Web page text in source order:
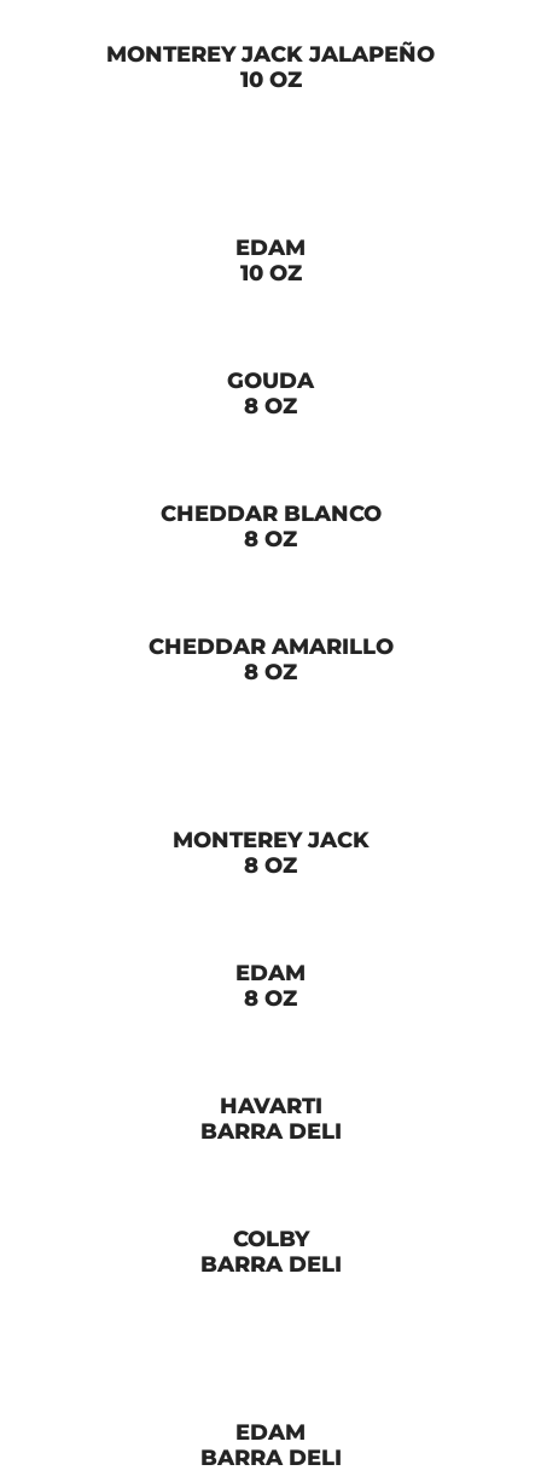
MONTEREY JACK JALAPEÑO
10 OZ
EDAM
10 OZ
GOUDA
8 OZ
CHEDDAR BLANCO
8 OZ
CHEDDAR AMARILLO
8 OZ
MONTEREY JACK
8 OZ
EDAM
8 OZ
HAVARTI
BARRA DELI
COLBY
BARRA DELI
EDAM
BARRA DELI